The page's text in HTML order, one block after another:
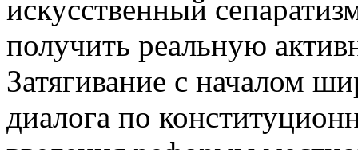
искусственный
получить реальную
Затягивание с началом
диалога по